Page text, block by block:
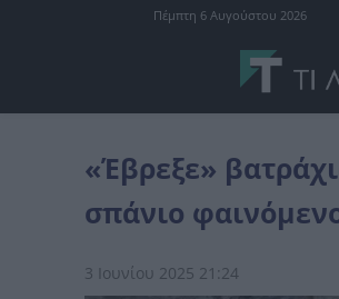
Πέμπτη 6 Αυγούστου 2026
«Έβρεξε»
σπάνιο
3 Ιουνίου 2025 21:24